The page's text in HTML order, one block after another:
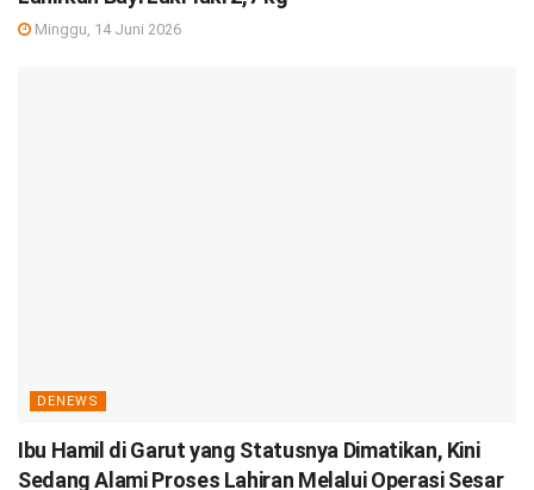
Minggu, 14 Juni 2026
DENEWS
Ibu Hamil di Garut yang Statusnya Dimatikan, Kini
Sedang Alami Proses Lahiran Melalui Operasi Sesar